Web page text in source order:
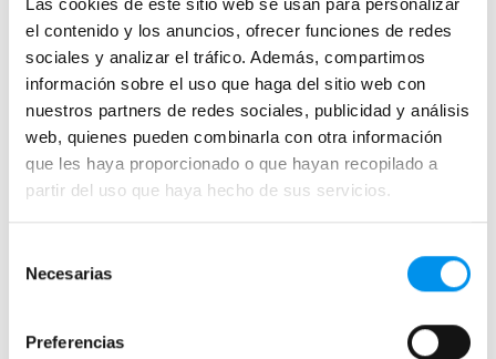
Las cookies de este sitio web se usan para personalizar
el contenido y los anuncios, ofrecer funciones de redes
sociales y analizar el tráfico. Además, compartimos
información sobre el uso que haga del sitio web con
nuestros partners de redes sociales, publicidad y análisis
web, quienes pueden combinarla con otra información
que les haya proporcionado o que hayan recopilado a
partir del uso que haya hecho de sus servicios.
Necesarias
Preferencias
Kassandra
GME
Doccia
Torvisco
Platos de ducha por colores